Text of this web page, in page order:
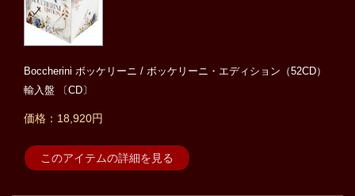
Boccherini ボッケリーニ / ボッケリーニ・エディション（52CD）
輸入盤 〔CD〕
価格：18,920円
このアイテムの詳細を見る